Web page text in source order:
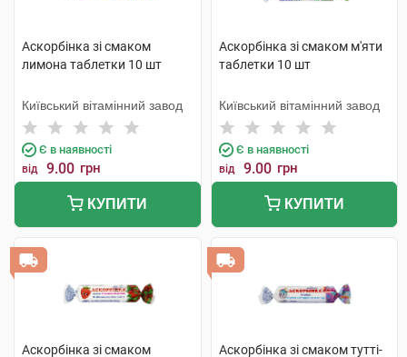
Аскорбінка зі смаком
лимона таблетки 10 шт
Київський вітамінний завод
Є в наявності
від 9.00 грн
КУПИТИ
Аскорбінка зі смаком м'яти
таблетки 10 шт
Київський вітамінний завод
Є в наявності
від 9.00 грн
КУПИТИ
Аскорбінка зі смаком Аскорбінка зі смаком тутті-